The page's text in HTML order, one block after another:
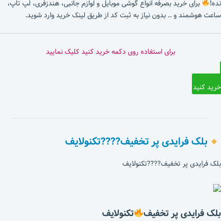
نده!
برای خرید بصرفه انواع گوشی موبایل و لوازم جانبی، هندزفری، لپ تاپ،
ساعت هوشمند و .. بدون نیاز به ثبت کد از طریق لینک خرید وارد شوید.
برای استفاده روی دکمه خرید کنید کلیک نمایید
خرید کنید
بلک فرایدی پر تخفیف????تکنولایف
بلک فرایدی پر تخفیف????تکنولایف
بلک فرایدی پر تخفیف تکنولایف